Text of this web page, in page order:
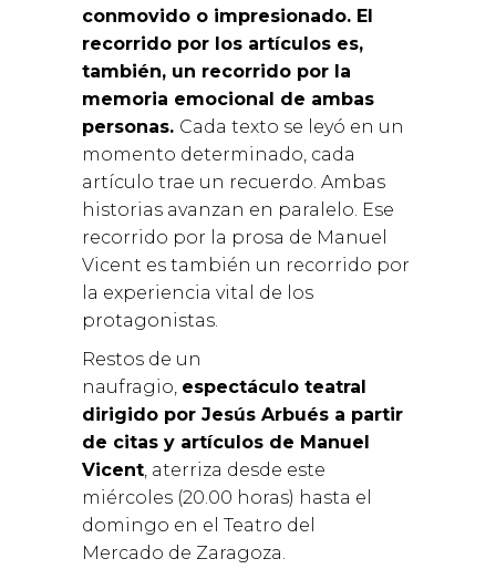
conmovido o impresionado. El
recorrido por los artículos es,
también, un recorrido por la
memoria emocional de ambas
personas. Cada texto se leyó en un
momento determinado, cada
artículo trae un recuerdo. Ambas
historias avanzan en paralelo. Ese
recorrido por la prosa de Manuel
Vicent es también un recorrido por
la experiencia vital de los
protagonistas.
Restos de un
naufragio, espectáculo teatral
dirigido por Jesús Arbués a partir
de citas y artículos de Manuel
Vicent , aterriza desde este
miércoles (20.00 horas) hasta el
domingo en el Teatro del
Mercado de Zaragoza.